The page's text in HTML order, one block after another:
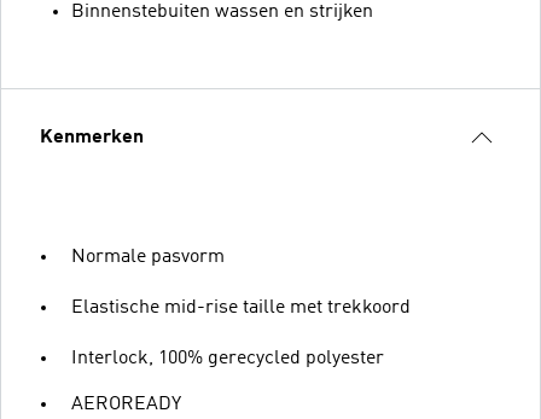
Binnenstebuiten wassen en strijken
Kenmerken
Normale pasvorm
Elastische mid-rise taille met trekkoord
Interlock, 100% gerecycled polyester
AEROREADY